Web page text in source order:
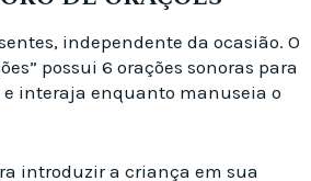
independente da ocasião. O
possui 6 orações sonoras para
interaja enquanto manuseia o
introduzir a criança em sua